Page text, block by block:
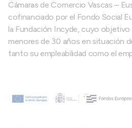
Cámaras de Comercio Vascas –
cofinanciado por el Fondo Social
la Fundación Incyde, cuyo
menores de 30 años en situación
tanto su empleabilidad como el